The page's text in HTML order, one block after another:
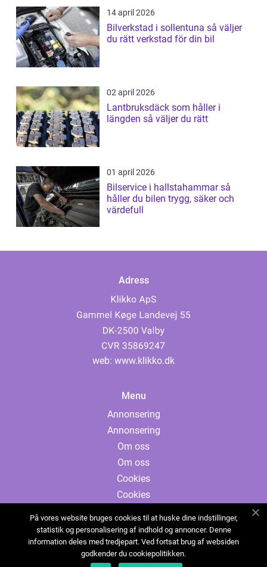
14 april 2026
Bilverkstad i sollentuna så väljer
du rätt verkstad för din bil
02 april 2026
Lantbruksdäck som håller i
längden så väljer du rätt
01 april 2026
Bilservice i hallstahammar så
håller du bilen trygg, säker och
värdefull
Adress
web: www.klikko.dk
Menu
Annonsering
Annonsering
Om oss
Om oss
Cookies
Cookies
Kontakta oss
Sitemap
Sitemap
På vores website bruges cookies til at huske dine indstillinger,
statistik og personalisering af indhold og annoncer. Denne
information deles med tredjepart. Ved fortsat brug af websiden
godkender du cookiepolitikken.